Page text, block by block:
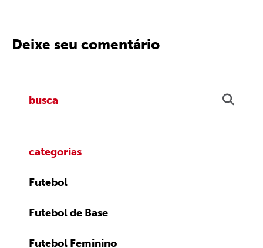
Deixe seu comentário
categorias
Futebol
Futebol de Base
Futebol Feminino